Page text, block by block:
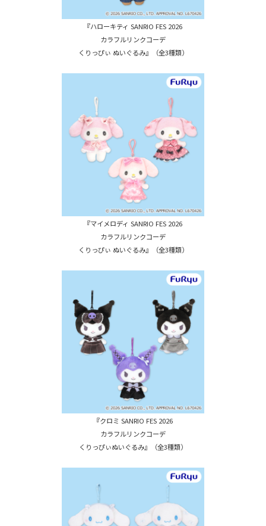
『ハローキティ SANRIO FES 2026
カラフルリンクコーデ
くりっぴぃ ぬいぐるみ』（全3種類）
『マイメロディ SANRIO FES 2026
カラフルリンクコーデ
くりっぴぃ ぬいぐるみ』（全3種類）
『クロミ SANRIO FES 2026
カラフルリンクコーデ
くりっぴぃぬいぐるみ』（全3種類）